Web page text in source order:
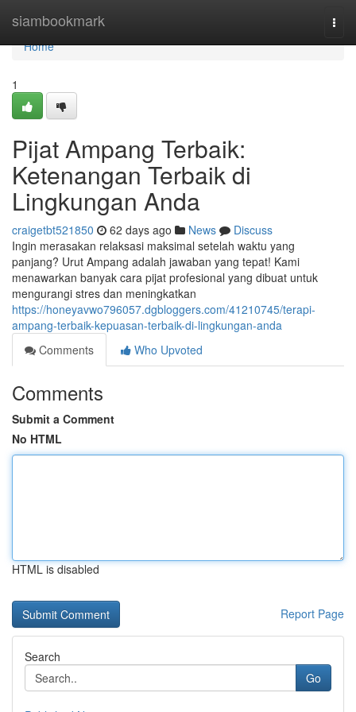
siambookmark
Home
Home
1
Pijat Ampang Terbaik:
Ketenangan Terbaik di
Lingkungan Anda
craigetbt521850 62 days ago News
Discuss
Ingin merasakan relaksasi maksimal setelah waktu yang
panjang? Urut Ampang adalah jawaban yang tepat! Kami
menawarkan banyak cara pijat profesional yang dibuat untuk
mengurangi stres dan meningkatkan
https://honeyavwo796057.dgbloggers.com/41210745/terapi-
ampang-terbaik-kepuasan-terbaik-di-lingkungan-anda
Comments
Who Upvoted
Comments
Submit a Comment
No HTML
HTML is disabled
Report Page
Search
Go